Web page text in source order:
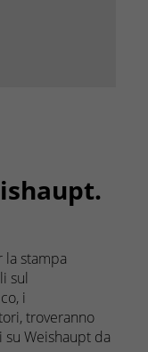
stampa
sul
i
troveranno
Weishaupt da